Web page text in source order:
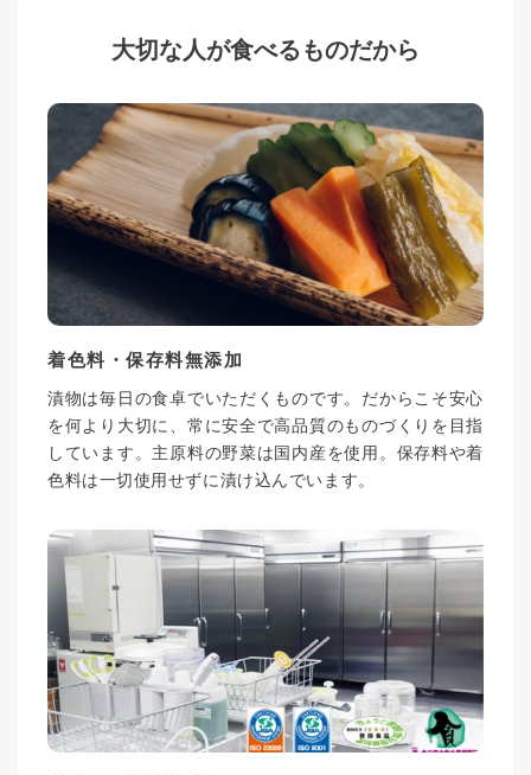
大切な人が食べるものだから
着色料・保存料無添加
漬物は毎日の食卓でいただくものです。だからこそ安心
を何より大切に、常に安全で高品質のものづくりを目指
しています。主原料の野菜は国内産を使用。保存料や着
色料は一切使用せずに漬け込んでいます。